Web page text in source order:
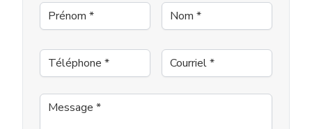
Prénom * Nom *
Téléphone * Courriel*
Message *